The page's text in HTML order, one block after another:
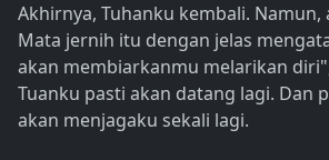
Akhirnya, Tuhanku kembali.
Mata jernih itu dengan jelas
akan membiarkanmu melarikan
Tuanku pasti akan datang lagi. Dan
akan menjagaku sekali lagi.